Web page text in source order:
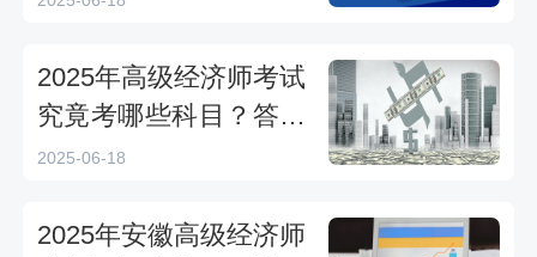
2025年高级经济师考试
究竟考哪些科目？答案
揭晓
2025-06-18
2025年安徽高级经济师